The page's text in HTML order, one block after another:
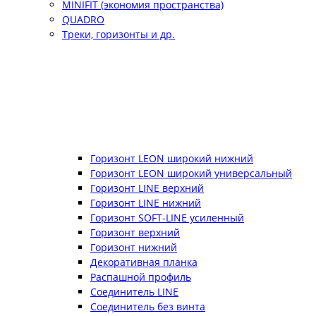
MINIFIT (экономия пространства)
QUADRO
Треки, горизонты и др.
Горизонт LEON широкий нижний
Горизонт LEON широкий универсальный
Горизонт LINE верхний
Горизонт LINE нижний
Горизонт SOFT-LINE усиленный
Горизонт верхний
Горизонт нижний
Декоративная планка
Распашной профиль
Соединитель LINE
Соединитель без винта